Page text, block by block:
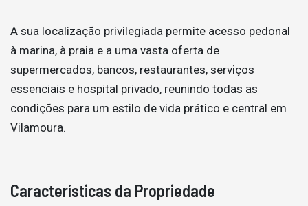
A sua localização privilegiada permite acesso pedonal
à marina, à praia e a uma vasta oferta de
supermercados, bancos, restaurantes, serviços
essenciais e hospital privado, reunindo todas as
condições para um estilo de vida prático e central em
Vilamoura.
Características da Propriedade